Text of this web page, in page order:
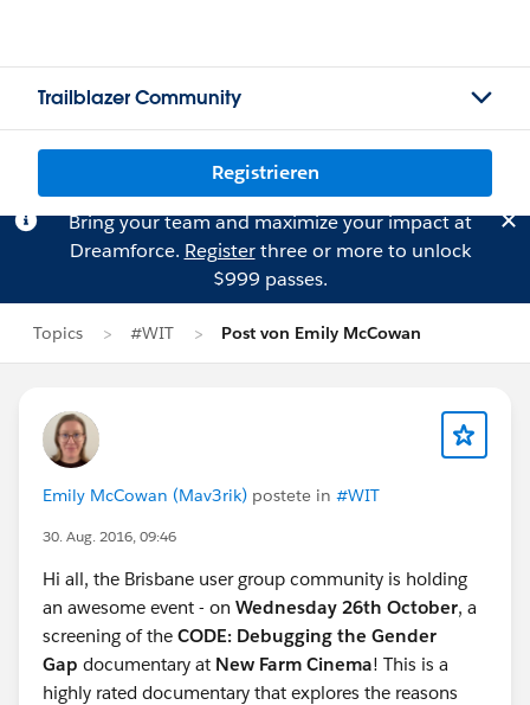
Trailblazer Community
Registrieren
Bring your team and maximize your impact at
Dreamforce. Registerthree or more to unlock
$999 passes.
Topics #WIT Post von Emily McCowan
Emily McCowan (Mav3rik) postete in #WIT
30. Aug. 2016, 09:46
Hi all, the Brisbane user group community is holding
an awesome event - on Wednesday 26th October, a
screening of the CODE: Debugging the Gender
Gap documentary at New Farm Cinema! This is a
highly rated documentary that explores the reasons